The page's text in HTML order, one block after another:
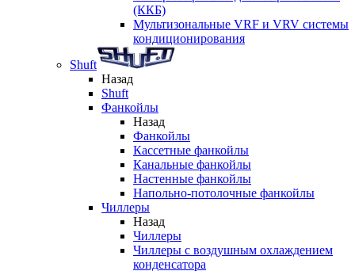
(ККБ)
Мультизональные VRF и VRV системы
кондиционирования
Shuft
Назад
Shuft
Фанкойлы
Назад
Фанкойлы
Кассетные фанкойлы
Канальные фанкойлы
Настенные фанкойлы
Напольно-потолочные фанкойлы
Чиллеры
Назад
Чиллеры
Чиллеры с воздушным охлаждением
конденсатора